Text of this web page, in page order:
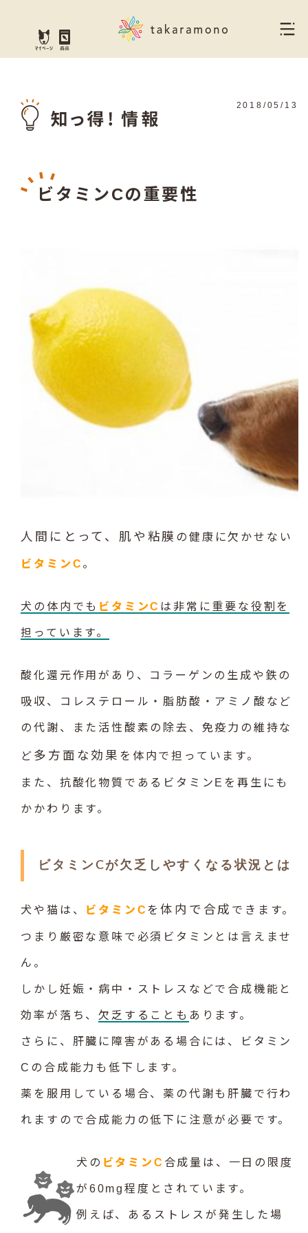
2018/05/13
ビタミンCの重要性
人間にとって、肌や粘膜 の健康に欠かせない
ビタミンC 。
犬の体内でも ビタミンC は非常に重要な役割を
担っています。
酸化還元作用があり、コラーゲンの生成や鉄の
吸収、コレステロール・脂肪酸・アミノ酸など
の代謝、また活性酸素の除去、免疫力の維持な
ど 多方面な効果 を体内で担っています。
また、抗酸化物質であるビタミンEを再生にも
かかわります。
ビタミンCが欠乏しやすくなる状況とは
犬や猫は、 ビタミンC を体内で合成 できます。
つまり厳密な意味で必須ビタミンとは言えませ
ん。
しかし妊娠・病中・ストレスなどで合成機能と
効率が落ち、欠乏することも あります。
さらに、肝臓に障害がある場合には、ビタミン
Cの合成能力も低下します。
薬を服用している場合、薬の代謝も肝臓で行わ
れますので合成能力の低下に注意が必要です。
犬の ビタミンC 合成量は、一日の限度
が60mg程度とされています。
例えば、あるストレスが発生した場